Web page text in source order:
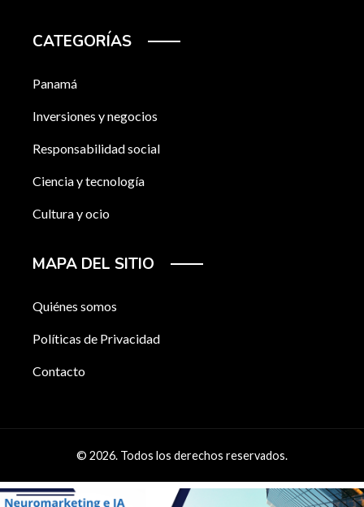
CATEGORÍAS
Panamá
Inversiones y negocios
Responsabilidad social
Ciencia y tecnología
Cultura y ocio
MAPA DEL SITIO
Quiénes somos
Políticas de Privacidad
Contacto
© 2026. Todos los derechos reservados.